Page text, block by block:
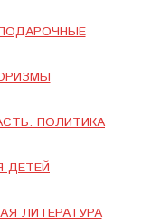
ПОЛИТИКА
ДЕТЕЙ
ЛИТЕРАТУРА